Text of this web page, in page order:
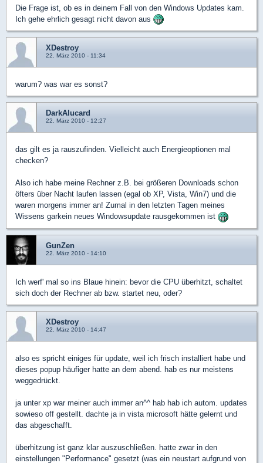
Die Frage ist, ob es in deinem Fall von den Windows Updates kam.
Ich gehe ehrlich gesagt nicht davon aus
XDestroy
22. März 2010 - 11:34
warum? was war es sonst?
DarkAlucard
22. März 2010 - 12:27
das gilt es ja rauszufinden. Vielleicht auch Energieoptionen mal
checken?
Also ich habe meine Rechner z.B. bei größeren Downloads schon
öfters über Nacht laufen lassen (egal ob XP, Vista, Win7) und die
waren morgens immer an! Zumal in den letzten Tagen meines
Wissens garkein neues Windowsupdate rausgekommen ist
GunZen
22. März 2010 - 14:10
Ich werf' mal so ins Blaue hinein: bevor die CPU überhitzt, schaltet
sich doch der Rechner ab bzw. startet neu, oder?
XDestroy
22. März 2010 - 14:47
also es spricht einiges für update, weil ich frisch installiert habe und
dieses popup häufiger hatte an dem abend. hab es nur meistens
weggedrückt.
ja unter xp war meiner auch immer an^^ hab hab ich autom. updates
sowieso off gestellt. dachte ja in vista microsoft hätte gelernt und
das abgeschafft.
überhitzung ist ganz klar auszuschließen. hatte zwar in den
einstellungen "Performance" gesetzt (was ein neustart aufgrund von